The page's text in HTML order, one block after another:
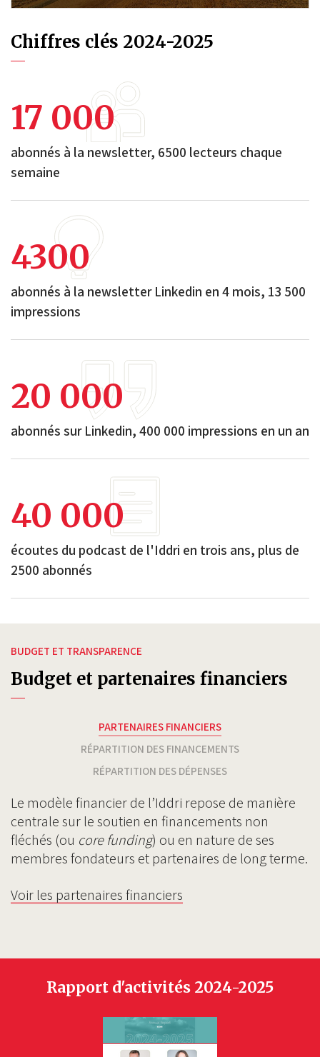
Chiffres clés 2024-2025
17 000
abonnés à la newsletter, 6500 lecteurs chaque
semaine
4300
abonnés à la newsletter Linkedin en 4 mois, 13 500
impressions
20 000
abonnés sur Linkedin, 400 000 impressions en un an
40 000
écoutes du podcast de l'Iddri en trois ans, plus de
2500 abonnés
BUDGET ET TRANSPARENCE
Budget et partenaires financiers
PARTENAIRES FINANCIERS
RÉPARTITION DES FINANCEMENTS
RÉPARTITION DES DÉPENSES
Le modèle financier de l’Iddri repose de manière
centrale sur le soutien en financements non
fléchés (ou core funding) ou en nature de ses
membres fondateurs et partenaires de long terme.
Voir les partenaires financiers
Rapport d'activités 2024-2025